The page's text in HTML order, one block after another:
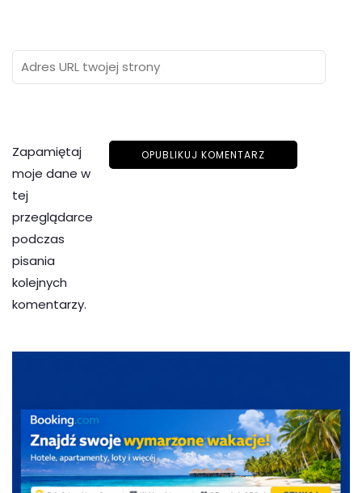
Zapamiętaj
moje dane w
tej
przeglądarce
podczas
pisania
kolejnych
komentarzy.